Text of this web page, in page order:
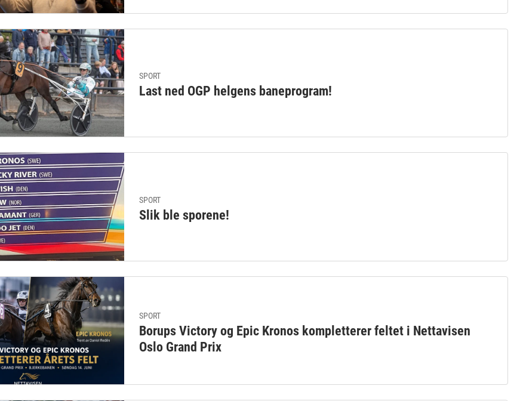
SPORT
Last ned OGP helgens baneprogram!
SPORT
Slik ble sporene!
SPORT
Borups Victory og Epic Kronos kompletterer feltet i Nettavisen
Oslo Grand Prix